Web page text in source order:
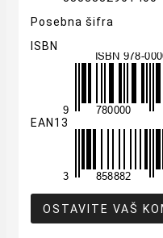
Posebna šifra
ISBN
EAN13
OSTAVITE VAŠ